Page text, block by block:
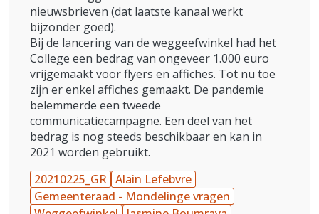
nieuwsbrieven (dat laatste kanaal werkt
bijzonder goed).
Bij de lancering van de weggeefwinkel had het
College een bedrag van ongeveer 1.000 euro
vrijgemaakt voor flyers en affiches. Tot nu toe
zijn er enkel affiches gemaakt. De pandemie
belemmerde een tweede
communicatiecampagne. Een deel van het
bedrag is nog steeds beschikbaar en kan in
2021 worden gebruikt.
20210225_GR Alain Lefebvre
Gemeenteraad - Mondelinge vragen